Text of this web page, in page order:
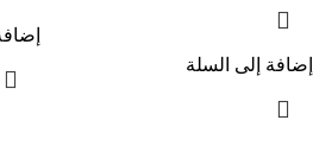
إضافة إلى السلة